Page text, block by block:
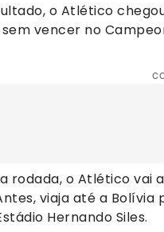
o Atlético
vencer no
rodada, o Atlético vai
viaja até a
Hernando Siles.